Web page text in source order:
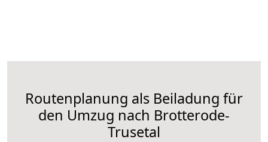
Routenplanung als Beiladung für
den Umzug nach Brotterode-
Trusetal